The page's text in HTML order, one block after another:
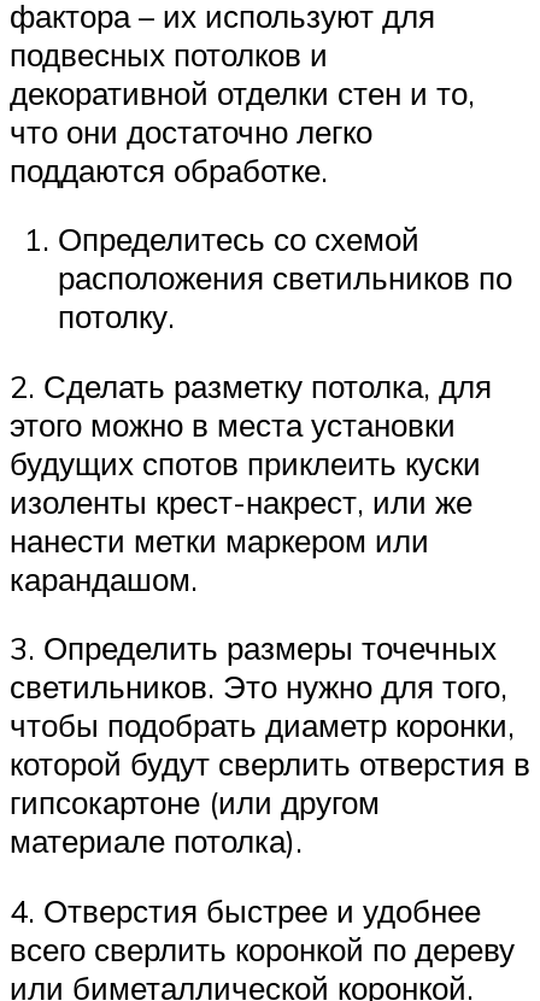
фактора – их используют для
подвесных потолков и
декоративной отделки стен и то,
что они достаточно легко
поддаются обработке.
Определитесь со схемой
расположения светильников по
потолку.
2. Сделать разметку потолка, для
этого можно в места установки
будущих спотов приклеить куски
изоленты крест-накрест, или же
нанести метки маркером или
карандашом.
3. Определить размеры точечных
светильников. Это нужно для того,
чтобы подобрать диаметр коронки,
которой будут сверлить отверстия в
гипсокартоне (или другом
материале потолка).
4. Отверстия быстрее и удобнее
всего сверлить коронкой по дереву
или биметаллической коронкой.